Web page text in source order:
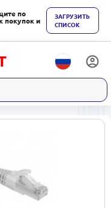
по
покупок и
ЗАГРУЗИТЬ
СПИСОК